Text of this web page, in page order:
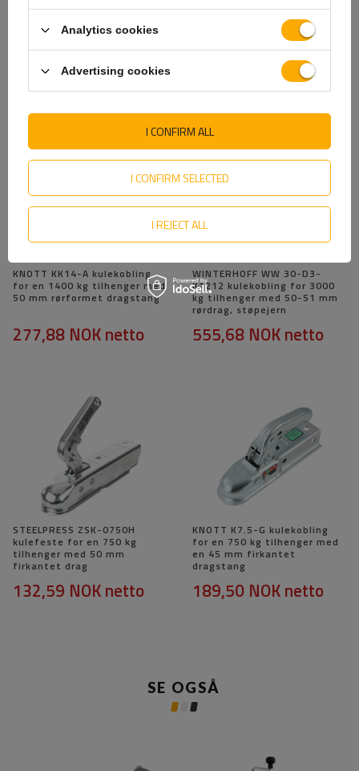
WINTERHOFF WW8-Y
kulefeste for 800kg
tilhenger med V-type drag
183,16 NOKnetto
KNOTT K7.5-C kulekobling
for en 750 kg tilhenger med
50 mm rørformet trekkstang
netto
KNOTT KK14-A kulekobling
for en 1400 kg tilhenger med
50 mm rørformet dragstang
277,88 NOKnetto
WINTERHOFF WW 30-D3-
K1212 kulekobling for 3000
kg tilhenger med 50-51 mm
rørdrag, støpejern
555,68 NOKnetto
STEELPRESS ZSK-0750H
kulefeste for en 750 kg
tilhenger med 50 mm
firkantet drag
132,59 NOKnetto
KNOTT K7.5-G kulekobling
for en 750 kg tilhenger med
en 45 mm firkantet
dragstang
189,50 NOKnetto
SE OGSÅ
Analytics cookies
Advertising cookies
I CONFIRM SELECTED
I REJECT ALL
I CONFIRM ALL